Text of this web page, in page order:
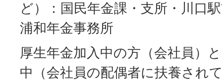
ど）：国民年金課・支所・川口
浦和年金事務所
厚生年金加入中の方（会社員）
中（会社員の配偶者に扶養され